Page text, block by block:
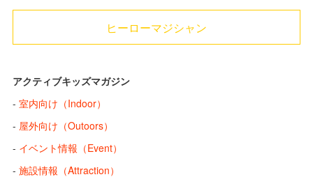
ヒーローマジシャン
アクティブキッズマガジン
-室内向け（Indoor）
- 屋外向け（Outoors）
- イベント情報（Event）
-施設情報（Attraction）